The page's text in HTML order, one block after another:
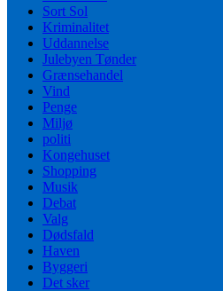
Sort Sol
Kriminalitet
Uddannelse
Julebyen Tønder
Grænsehandel
Vind
Penge
Miljø
politi
Kongehuset
Shopping
Musik
Debat
Valg
Dødsfald
Haven
Byggeri
Det sker